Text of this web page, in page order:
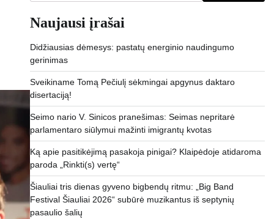
Naujausi įrašai
Didžiausias dėmesys: pastatų energinio naudingumo
gerinimas
Sveikiname Tomą Pečiulį sėkmingai apgynus daktaro
disertaciją!
Seimo nario V. Sinicos pranešimas: Seimas nepritarė
parlamentaro siūlymui mažinti imigrantų kvotas
Ką apie pasitikėjimą pasakoja pinigai? Klaipėdoje atidaroma
paroda „Rinkti(s) vertę“
Šiauliai tris dienas gyveno bigbendų ritmu: „Big Band
Festival Šiauliai 2026“ subūrė muzikantus iš septynių
pasaulio šalių